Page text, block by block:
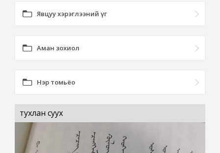
Явцуу хэрэглээний үг
Аман зохиол
Нэр томьёо
тухлан суух